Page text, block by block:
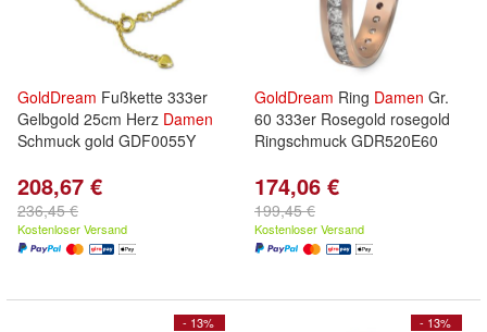
GoldDream Fußkette 333er
Gelbgold 25cm Herz Damen
Schmuck gold GDF0055Y
208,67 €
236,45 €
Kostenloser Versand
GoldDream Ring Damen Gr.
60 333er Rosegold rosegold
Ringschmuck GDR520E60
174,06 €
199,45 €
Kostenloser Versand
- 13% - 13%